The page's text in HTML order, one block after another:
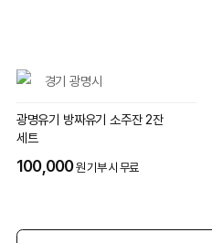
경기 광명시
광명유기 방짜유기 소주잔 2잔
세트
100,000원 기부 시 무료